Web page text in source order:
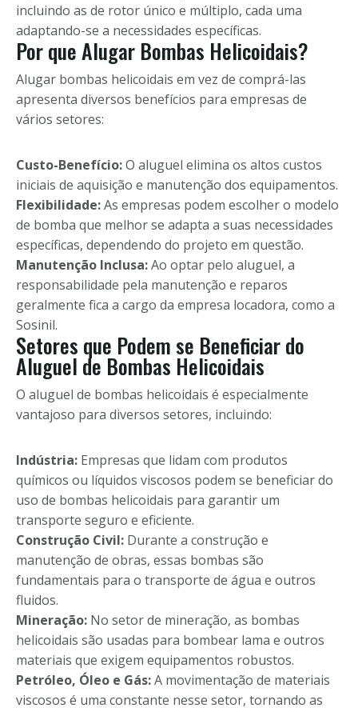
incluindo as de rotor único e múltiplo, cada uma
adaptando-se a necessidades específicas.
Por que Alugar Bombas Helicoidais?
Alugar bombas helicoidais em vez de comprá-las
apresenta diversos benefícios para empresas de
vários setores:
Custo-Benefício:O aluguel elimina os altos custos
iniciais de aquisição e manutenção dos equipamentos.
Flexibilidade:As empresas podem escolher o modelo
de bomba que melhor se adapta a suas necessidades
específicas, dependendo do projeto em questão.
Manutenção Inclusa:Ao optar pelo aluguel, a
responsabilidade pela manutenção e reparos
geralmente fica a cargo da empresa locadora, como a
Sosinil.
Setores que Podem se Beneficiar do
Aluguel de Bombas Helicoidais
O aluguel de bombas helicoidais é especialmente
vantajoso para diversos setores, incluindo:
Indústria: Empresas que lidam com produtos
químicos ou líquidos viscosos podem se beneficiar do
uso de bombas helicoidais para garantir um
transporte seguro e eficiente.
Construção Civil: Durante a construção e
manutenção de obras, essas bombas são
fundamentais para o transporte de água e outros
fluidos.
Mineração: No setor de mineração, as bombas
helicoidais são usadas para bombear lama e outros
materiais que exigem equipamentos robustos.
Petróleo, Óleo e Gás:A movimentação de materiais
viscosos é uma constante nesse setor, tornando as